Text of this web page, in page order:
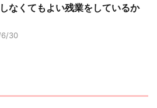
なくてもよい残業をしているか
30